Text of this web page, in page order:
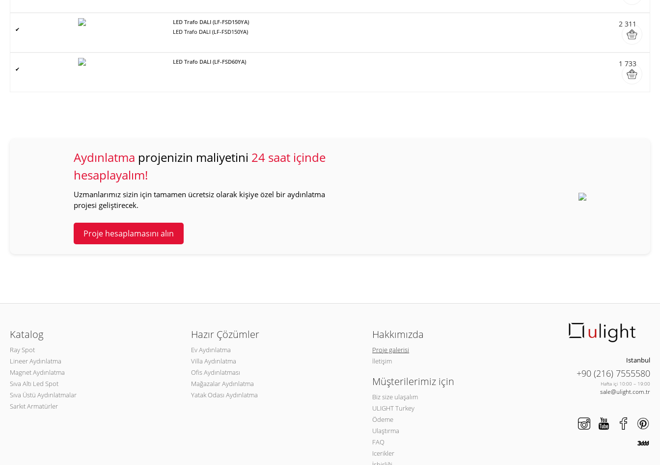
✔
LED Trafo DALI (LF-FSD150YA)
LED Trafo DALI (LF-FSD150YA)
2 311
✔
LED Trafo DALI (LF-FSD60YA) 1 733
Aydınlatma projenizin maliyetini 24 saat içinde
hesaplayalım!
Uzmanlarımız sizin için tamamen ücretsiz olarak kişiye özel bir aydınlatma
projesi geliştirecek.
Proje hesaplamasını alın
Katalog
Ray Spot
Lineer Aydınlatma
Magnet Aydınlatma
Sıva Altı Led Spot
Sıva Üstü Aydınlatmalar
Sarkıt Armatürler
Hazır Çözümler
Ev Aydınlatma
Villa Aydınlatma
Ofis Aydınlatması
Mağazalar Aydınlatma
Yatak Odası Aydınlatma
Hakkımızda
Proje galerisi
İletişim
Müşterilerimiz için
Biz size ulaşalım
ULIGHT Turkey
Ödeme
Ulaştırma
FAQ
Icerikler
Istanbul
+90 (216) 7555580
Hafta içi 10:00 – 19:00
sale@ulight.com.tr